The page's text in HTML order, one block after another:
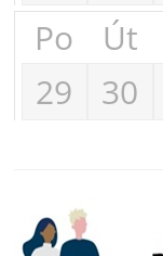
Po
Út
29
30